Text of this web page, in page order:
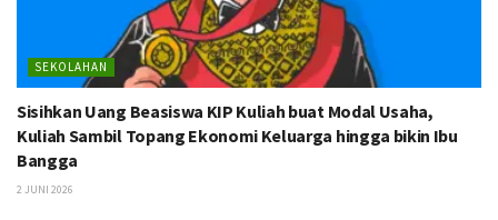
SEKOLAHAN
Sisihkan Uang Beasiswa KIP Kuliah buat Modal Usaha,
Kuliah Sambil Topang Ekonomi Keluarga hingga bikin Ibu
Bangga
2 JUNI 2026